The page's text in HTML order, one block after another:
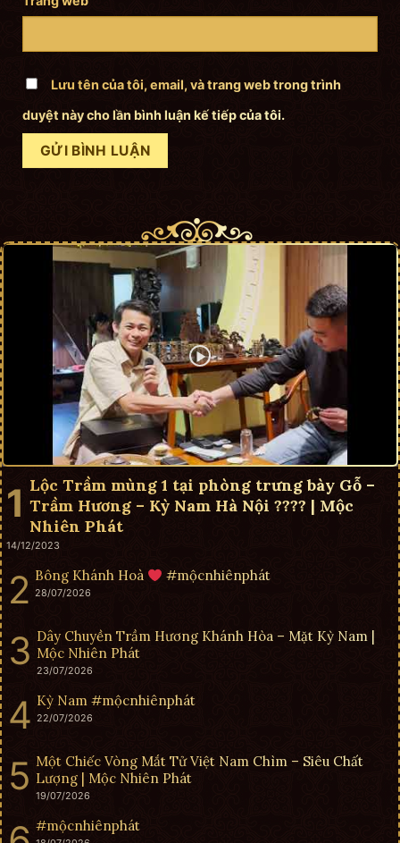
Lưu tên của tôi, email, và trang web trong trình
duyệt này cho lần bình luận kế tiếp của tôi.
Lộc Trầm mùng 1 tại phòng trưng bày Gỗ –
Trầm Hương – Kỳ Nam Hà Nội ???? | Mộc
Nhiên Phát
14/12/2023
Bông Khánh Hoà #mộcnhiênphát
28/07/2026
Dây Chuyền Trầm Hương Khánh Hòa – Mặt Kỳ Nam |
Mộc Nhiên Phát
23/07/2026
Kỳ Nam #mộcnhiênphát
22/07/2026
Một Chiếc Vòng Mắt Tử Việt Nam Chìm – Siêu Chất
Lượng | Mộc Nhiên Phát
19/07/2026
#mộcnhiênphát